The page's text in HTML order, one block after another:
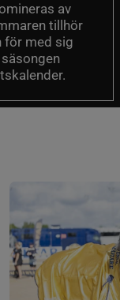
av
tillhör
för med sig